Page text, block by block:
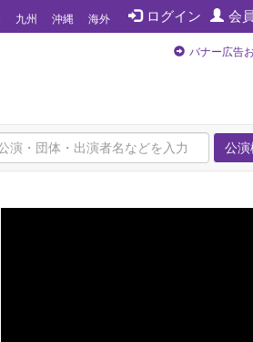
ログイン 会
九州 沖縄 海外
バナー広告
公演